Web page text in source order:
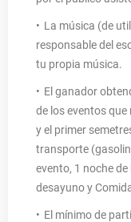
La música (de
responsable del
tu propia música.
El ganador
de los eventos que
y el primer
transporte
evento, 1 noche
desayuno y
El mínimo de